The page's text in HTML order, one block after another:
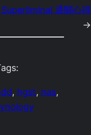
通關心得
→
, hgst, nas